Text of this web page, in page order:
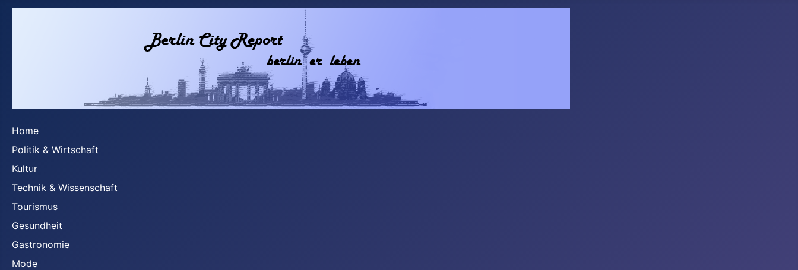
Home
Politik & Wirtschaft
Kultur
Technik & Wissenschaft
Tourismus
Gesundheit
Gastronomie
Mode